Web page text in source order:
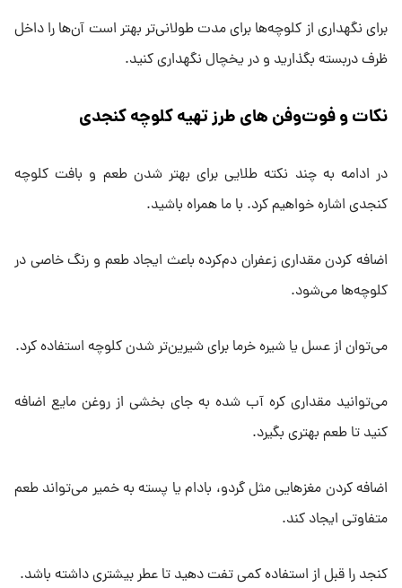
برای نگهداری از کلوچه‌ها برای مدت طولانی‌تر بهتر است آن‌ها را داخل
ظرف دربسته بگذارید و در یخچال نگهداری کنید.
نکات و فوت‌وفن‌ های طرز تهیه کلوچه کنجدی
در ادامه به چند نکته طلایی برای بهتر شدن طعم و بافت کلوچه
کنجدی اشاره خواهیم کرد. با ما همراه باشید.
اضافه کردن مقداری زعفران دم‌کرده باعث ایجاد طعم و رنگ خاصی در
کلوچه‌ها می‌شود.
می‌توان از عسل یا شیره خرما برای شیرین‌تر شدن کلوچه استفاده کرد.
می‌توانید مقداری کره آب‌ شده به جای بخشی از روغن مایع اضافه
کنید تا طعم بهتری بگیرد.
اضافه کردن مغزهایی مثل گردو، بادام یا پسته به خمیر می‌تواند طعم
متفاوتی ایجاد کند.
کنجد را قبل از استفاده کمی تفت دهید تا عطر بیشتری داشته باشد.